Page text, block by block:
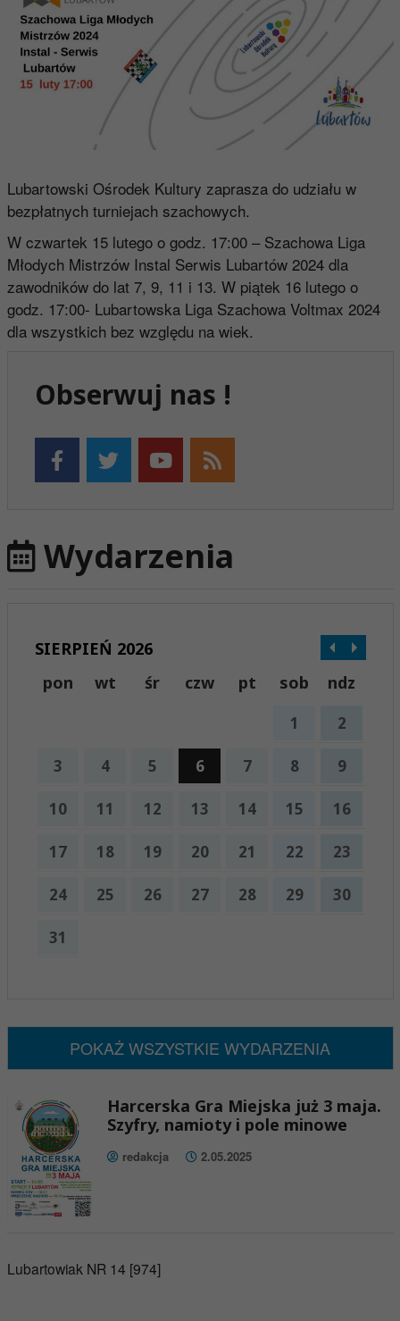
Lubartowski Ośrodek Kultury zaprasza do udziału w
bezpłatnych turniejach szachowych.
W czwartek 15 lutego o godz. 17:00 – Szachowa Liga
Młodych Mistrzów Instal Serwis Lubartów 2024 dla
zawodników do lat 7, 9, 11 i 13. W piątek 16 lutego o
godz. 17:00- Lubartowska Liga Szachowa Voltmax 2024
dla wszystkich bez względu na wiek.
Obserwuj nas !
Wydarzenia
SIERPIEŃ 2026
pon
wt śr czw pt sob ndz
1 2
3 4 5 6 7 8 9
10 11 12 13 14 15 16
17 18 19 20 21 22 23
24 25 26 27 28 29 30
31
POKAŻ WSZYSTKIE WYDARZENIA
Harcerska Gra Miejska już 3 maja.
Szyfry, namioty i pole minowe
redakcja 2.05.2025
Lubartowiak NR 14 [974]